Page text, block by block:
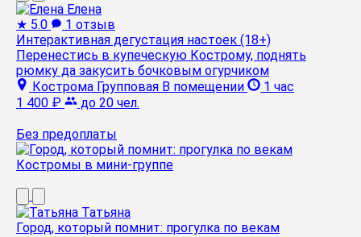
Елена
★ 5.0
1 отзыв
Интерактивная дегустация настоек (18+)
Перенестись в купеческую Кострому, поднять
рюмку да закусить бочковым огурчиком
Кострома Групповая В помещении
1 час
1 400 ₽
до 20 чел.
Без предоплаты
Татьяна
Город, который помнит: прогулка по векам